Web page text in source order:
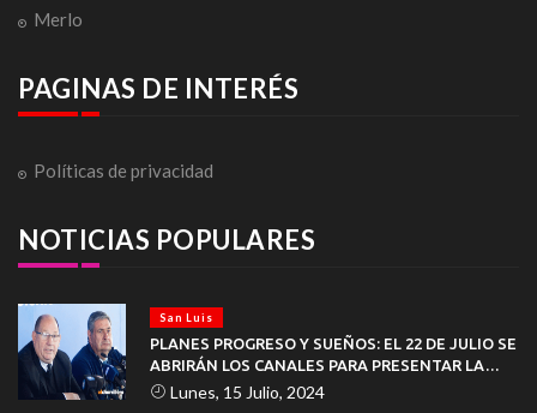
Merlo
PAGINAS DE INTERÉS
Políticas de privacidad
NOTICIAS POPULARES
San Luis
PLANES PROGRESO Y SUEÑOS: EL 22 DE JULIO SE
ABRIRÁN LOS CANALES PARA PRESENTAR LA
DOCUMENTACIÓN
Lunes, 15 Julio, 2024